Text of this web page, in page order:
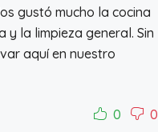
gustó mucho la cocina
la limpieza general. Sin
aquí en nuestro
0 0